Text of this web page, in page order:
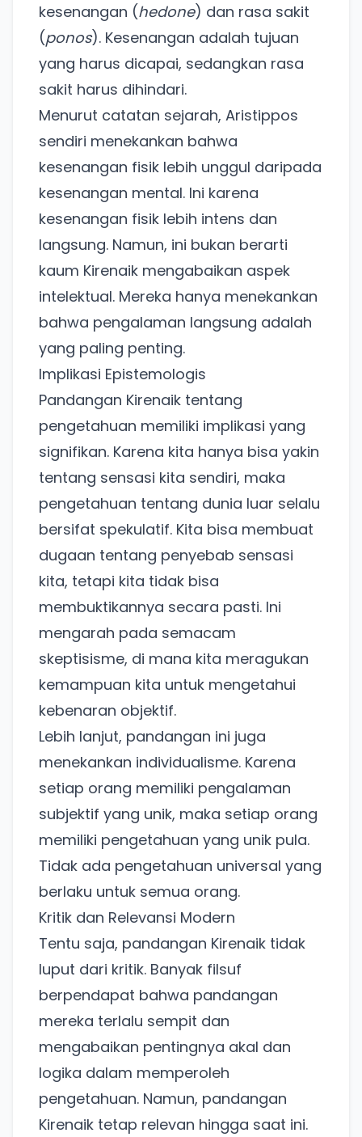
kesenangan (hedone) dan rasa sakit
(ponos). Kesenangan adalah tujuan
yang harus dicapai, sedangkan rasa
sakit harus dihindari.
Menurut catatan sejarah, Aristippos
sendiri menekankan bahwa
kesenangan fisik lebih unggul daripada
kesenangan mental. Ini karena
kesenangan fisik lebih intens dan
langsung. Namun, ini bukan berarti
kaum Kirenaik mengabaikan aspek
intelektual. Mereka hanya menekankan
bahwa pengalaman langsung adalah
yang paling penting.
Implikasi Epistemologis
Pandangan Kirenaik tentang
pengetahuan memiliki implikasi yang
signifikan. Karena kita hanya bisa yakin
tentang sensasi kita sendiri, maka
pengetahuan tentang dunia luar selalu
bersifat spekulatif. Kita bisa membuat
dugaan tentang penyebab sensasi
kita, tetapi kita tidak bisa
membuktikannya secara pasti. Ini
mengarah pada semacam
skeptisisme, di mana kita meragukan
kemampuan kita untuk mengetahui
kebenaran objektif.
Lebih lanjut, pandangan ini juga
menekankan individualisme. Karena
setiap orang memiliki pengalaman
subjektif yang unik, maka setiap orang
memiliki pengetahuan yang unik pula.
Tidak ada pengetahuan universal yang
berlaku untuk semua orang.
Kritik dan Relevansi Modern
Tentu saja, pandangan Kirenaik tidak
luput dari kritik. Banyak filsuf
berpendapat bahwa pandangan
mereka terlalu sempit dan
mengabaikan pentingnya akal dan
logika dalam memperoleh
pengetahuan. Namun, pandangan
Kirenaik tetap relevan hingga saat ini.